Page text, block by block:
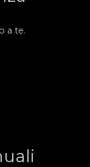
a te.